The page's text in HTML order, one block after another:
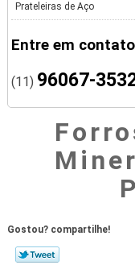
Prateleiras de Aço
Entre em
(11) 96067-
Gostou? compartilhe!